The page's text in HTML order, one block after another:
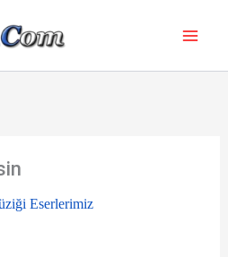
Eserlerimiz